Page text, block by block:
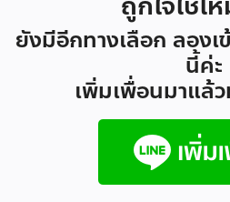
ยังมีอีกทางเลือก ลองเ
นี้ค่ะ
เพิ่มเพื่อนมาแล้